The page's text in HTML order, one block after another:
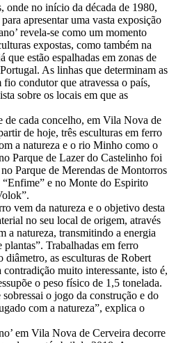
onde no início da década de 1980,
apresentar uma vasta exposição
revela-se como um momento
expostas, como também na
estão espalhadas em zonas de
As linhas que determinam as
condutor que atravessa o país,
sobre os locais em que as
de cada concelho, em Vila Nova de
de hoje, três esculturas em ferro
a natureza e o rio Minho como o
Parque de Lazer do Castelinho foi
Parque de Merendas de Montorros
“Enfime” e no Monte do Espirito
vem da natureza e o objetivo desta
no seu local de origem, através
a natureza, transmitindo a energia
Trabalhadas em ferro
as esculturas de Robert
muito interessante, isto é,
o peso físico de 1,5 tonelada.
o jogo da construção e do
com a natureza”, explica o
em Vila Nova de Cerveira decorre